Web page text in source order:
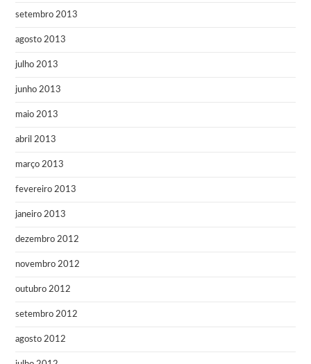
setembro 2013
agosto 2013
julho 2013
junho 2013
maio 2013
abril 2013
março 2013
fevereiro 2013
janeiro 2013
dezembro 2012
novembro 2012
outubro 2012
setembro 2012
agosto 2012